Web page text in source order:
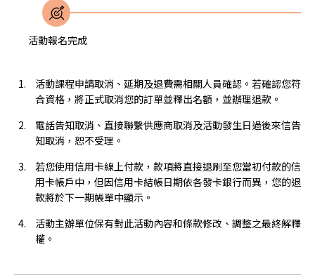
活動報名完成
活動課程申請取消、延期及退費需相關人員確認。若確認您符
合資格，將正式取消您的訂單並釋出名額，並辦理退款。
電話告知取消、直接聯繫供應商取消及活動發生日過後來信告
知取消，恕不受理。
若您使用信用卡線上付款，款項將直接退刷至您當初付款的信
用卡帳戶中，但因信用卡結帳日期依各發卡銀行而異，您的退
款將於下一期帳單中顯示。
活動主辦單位保有對此活動內容和條款修改、調整之最終解釋
權。